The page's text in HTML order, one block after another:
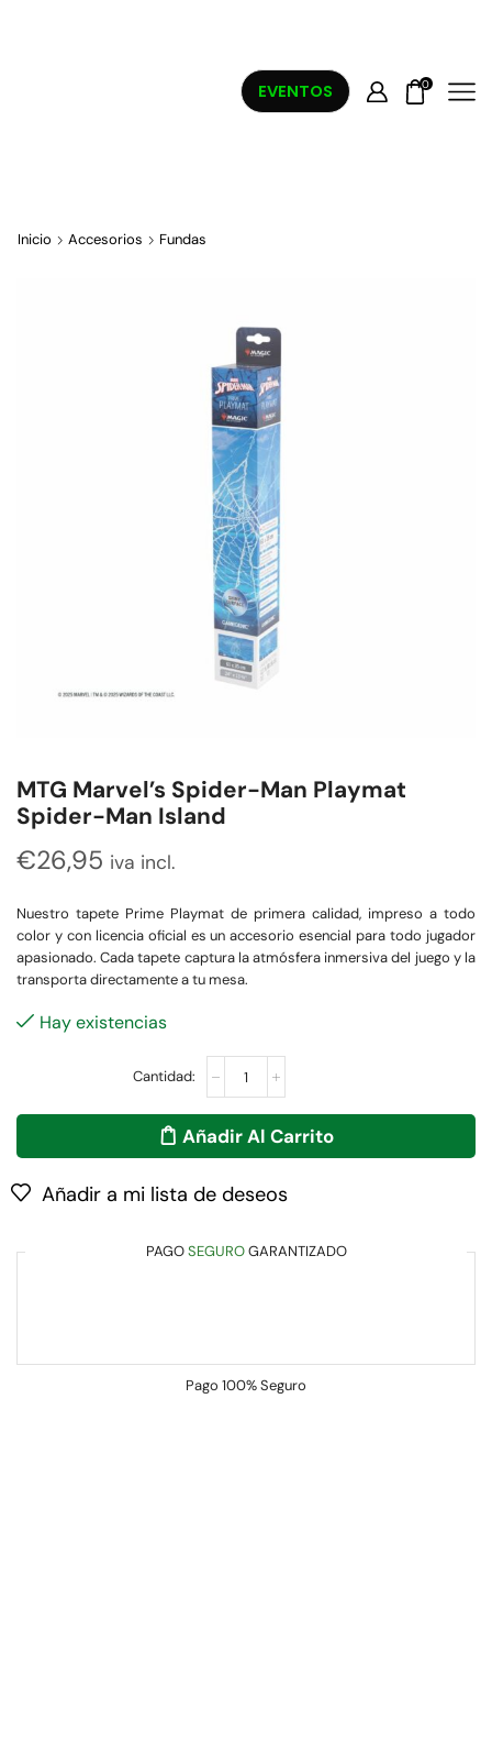
EVENTOS 0
Inicio Accesorios Fundas
MTG Marvel’s Spider-Man Playmat
Spider-Man Island
€26,95 iva incl.
Nuestro tapete Prime Playmat de primera calidad, impreso a todo
color y con licencia oficial es un accesorio esencial para todo jugador
apasionado. Cada tapete captura la atmósfera inmersiva del juego y la
transporta directamente a tu mesa.
Hay existencias
Añadir Al Carrito
Añadir a mi lista de deseos
PAGOSEGUROGARANTIZADO
Pago 100% Seguro